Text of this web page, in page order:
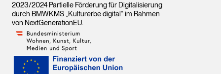
2023/2024 Partielle Förderung für Digitalisierung
durch BMWKMS „Kulturerbe digital“ im Rahmen
von NextGenerationEU.